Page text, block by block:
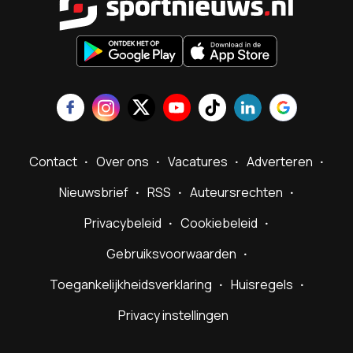
Contact Over ons Vacatures
Adverteren
Nieuwsbrief
RSS
Auteursrechten
Privacybeleid
Cookiebeleid
Gebruiksvoorwaarden
Toegankelijkheidsverklaring
Huisregels
Privacy instellingen